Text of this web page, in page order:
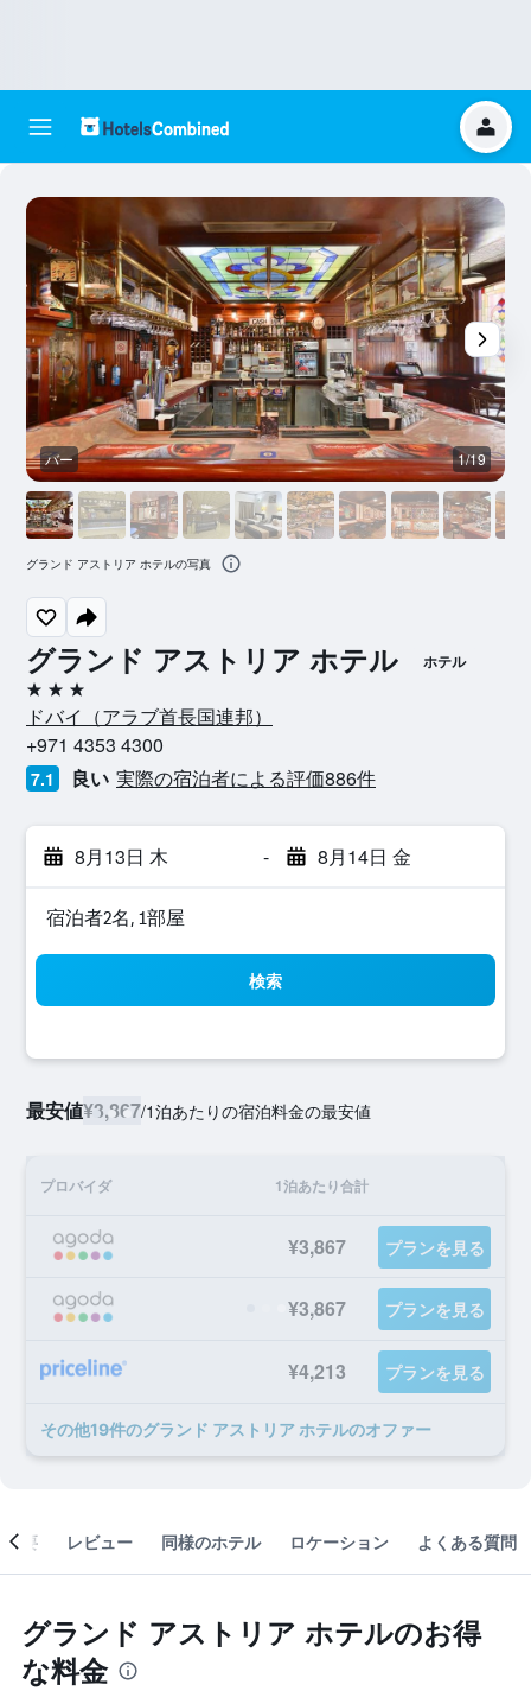
グランド アストリア ホテル ホテル
3つ星
ドバイ​（アラブ首長国連邦​）​
+971 4353 4300
7.1 良い 実際の宿泊者による評価886​件
8月13日 木 - 8月14日 金
宿泊者2名, 1​部屋
検索
最安値¥3,867/1泊あたりの宿泊料金の最安値
プロバイダ 1泊あたり合計
¥3,867 プランを見る
¥3,867 プランを見る
¥4,213 プランを見る
​その他19​件のグランド アストリア ホテルのオファー
バー 1/19
グランド アストリア ホテルの写真
概要 レビュー 同様のホテル ロケーション よくある質問
グランド アストリア ホテルのお得
な料金